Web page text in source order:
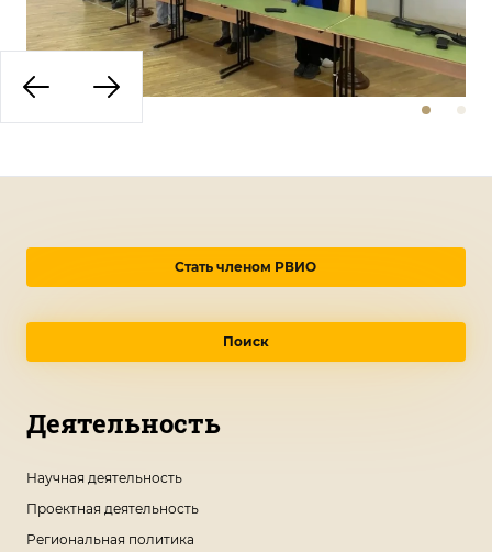
Стать членом РВИО
Поиск
Деятельность
Научная деятельность
Проектная деятельность
Региональная политика